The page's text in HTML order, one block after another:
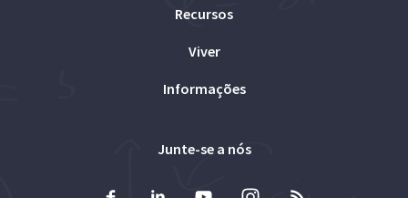
Recursos
Viver
Informações
Junte-se a nós